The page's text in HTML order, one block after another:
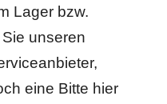
Lager bzw.
unseren
eine Bitte hier